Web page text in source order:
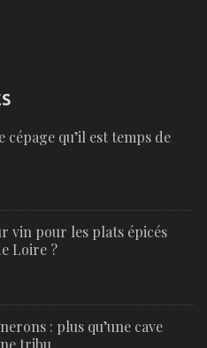
cépage qu’il est temps de
vin pour les plats épicés
Loire ?
: plus qu’une cave
tribu